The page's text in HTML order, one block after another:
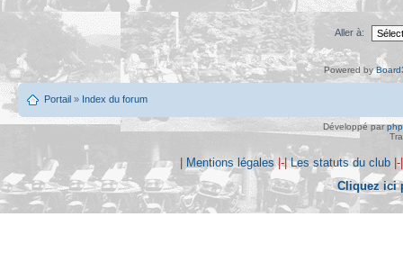
Aller à:
Powered by
Portail » Index du forum
Développé par
| Mentions légales|-|Les statuts du club
Cliquez ici